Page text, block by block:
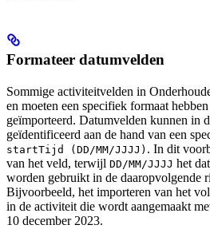
Formateer datumvelden
Sommige activiteitvelden in
en moeten een specifiek formaat
geïmporteerd. Datumvelden kunnen in
geïdentificeerd aan de hand van een
startTijd (DD/MM/JJJJ) . In dit
van het veld, terwijl DD/MM/JJJJ het
worden gebruikt in de daaropvolgende
Bijvoorbeeld, het importeren van het
in de activiteit die wordt aangemaakt
10 december 2023.